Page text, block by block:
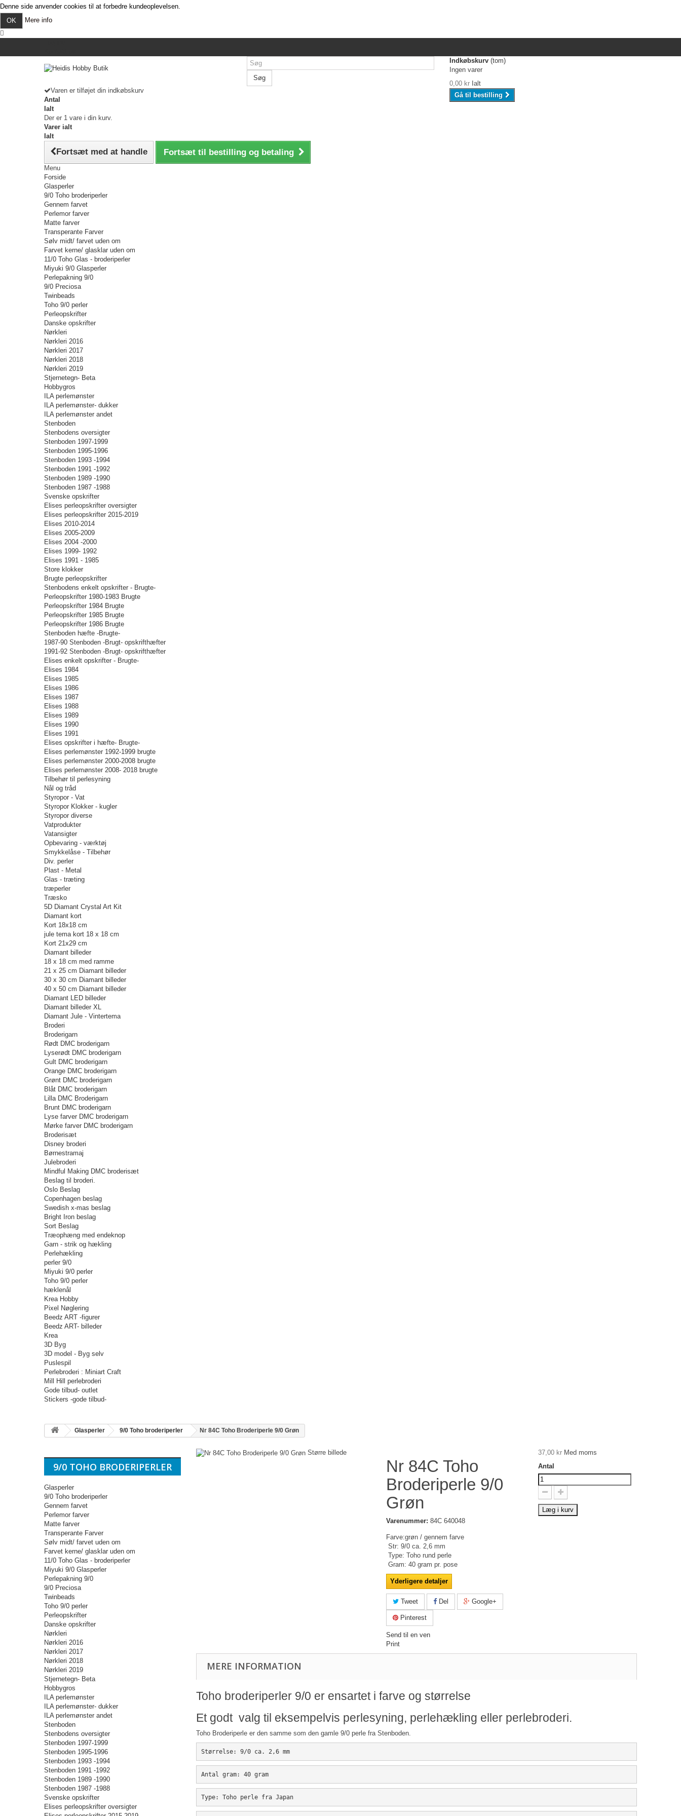
Denne side anvender cookies til at forbedre kundeoplevelsen.
OK
Mere info
Søg
Indkøbskurv (tom)
Ingen varer
0,00 kr Ialt
Gå til bestilling
Varen er tilføjet din indkøbskurv
Antal
Ialt
Der er 1 vare i din kurv.
Varer ialt
Ialt
Fortsæt med at handle Fortsæt til bestilling og betaling
Menu
Forside
Glasperler
9/0 Toho broderiperler
Gennem farvet
Perlemor farver
Matte farver
Transperante Farver
Sølv midt/ farvet uden om
Farvet kerne/ glasklar uden om
11/0 Toho Glas - broderiperler
Miyuki 9/0 Glasperler
Perlepakning 9/0
9/0 Preciosa
Twinbeads
Toho 9/0 perler
Perleopskrifter
Danske opskrifter
Nørkleri
Nørkleri 2016
Nørkleri 2017
Nørkleri 2018
Nørkleri 2019
Stjernetegn- Beta
Hobbygros
ILA perlemønster
ILA perlemønster- dukker
ILA perlemønster andet
Stenboden
Stenbodens oversigter
Stenboden 1997-1999
Stenboden 1995-1996
Stenboden 1993 -1994
Stenboden 1991 -1992
Stenboden 1989 -1990
Stenboden 1987 -1988
Svenske opskrifter
Elises perleopskrifter oversigter
Elises perleopskrifter 2015-2019
Elises 2010-2014
Elises 2005-2009
Elises 2004 -2000
Elises 1999- 1992
Elises 1991 - 1985
Store klokker
Brugte perleopskrifter
Stenbodens enkelt opskrifter - Brugte-
Perleopskrifter 1980-1983 Brugte
Perleopskrifter 1984 Brugte
Perleopskrifter 1985 Brugte
Perleopskrifter 1986 Brugte
Stenboden hæfte -Brugte-
1987-90 Stenboden -Brugt- opskrifthæfter
1991-92 Stenboden -Brugt- opskrifthæfter
Elises enkelt opskrifter - Brugte-
Elises 1984
Elises 1985
Elises 1986
Elises 1987
Elises 1988
Elises 1989
Elises 1990
Elises 1991
Elises opskrifter i hæfte- Brugte-
Elises perlemønster 1992-1999 brugte
Elises perlemønster 2000-2008 brugte
Elises perlemønster 2008- 2018 brugte
Tilbehør til perlesyning
Nål og tråd
Styropor - Vat
Styropor Klokker - kugler
Styropor diverse
Vatprodukter
Vatansigter
Opbevaring - værktøj
Smykkelåse - Tilbehør
Div. perler
Plast - Metal
Glas - træting
træperler
Træsko
5D Diamant Crystal Art Kit
Diamant kort
Kort 18x18 cm
jule tema kort 18 x 18 cm
Kort 21x29 cm
Diamant billeder
18 x 18 cm med ramme
21 x 25 cm Diamant billeder
30 x 30 cm Diamant billeder
40 x 50 cm Diamant billeder
Diamant LED billeder
Diamant billeder XL
Diamant Jule - Vintertema
Broderi
Broderigarn
Rødt DMC broderigarn
Lyserødt DMC broderigarn
Gult DMC broderigarn
Orange DMC broderigarn
Grønt DMC broderigarn
Blåt DMC broderigarn
Lilla DMC Broderigarn
Brunt DMC broderigarn
Lyse farver DMC broderigarn
Mørke farver DMC broderigarn
Broderisæt
Disney broderi
Børnestramaj
Julebroderi
Mindful Making DMC broderisæt
Beslag til broderi.
Oslo Beslag
Copenhagen beslag
Swedish x-mas beslag
Bright Iron beslag
Sort Beslag
Træophæng med endeknop
Garn - strik og hækling
Perlehækling
perler 9/0
Miyuki 9/0 perler
Toho 9/0 perler
hæklenål
Krea Hobby
Pixel Nøglering
Beedz ART -figurer
Beedz ART- billeder
Krea
3D Byg
3D model - Byg selv
Puslespil
Perlebroderi : Miniart Craft
Mill Hill perlebroderi
Gode tilbud- outlet
Stickers -gode tilbud-
Glasperler 9/0 Toho broderiperler Nr 84C Toho Broderiperle 9/0 Grøn
9/0 TOHO BRODERIPERLER
Glasperler
9/0 Toho broderiperler
Gennem farvet
Perlemor farver
Matte farver
Transperante Farver
Sølv midt/ farvet uden om
Farvet kerne/ glasklar uden om
11/0 Toho Glas - broderiperler
Miyuki 9/0 Glasperler
Perlepakning 9/0
9/0 Preciosa
Twinbeads
Toho 9/0 perler
Perleopskrifter
Danske opskrifter
Nørkleri
Nørkleri 2016
Nørkleri 2017
Nørkleri 2018
Nørkleri 2019
Stjernetegn- Beta
Hobbygros
ILA perlemønster
ILA perlemønster- dukker
ILA perlemønster andet
Stenboden
Stenbodens oversigter
Stenboden 1997-1999
Stenboden 1995-1996
Stenboden 1993 -1994
Stenboden 1991 -1992
Stenboden 1989 -1990
Stenboden 1987 -1988
Svenske opskrifter
Elises perleopskrifter oversigter
Større billede
Nr 84C Toho
Broderiperle 9/0
Grøn
Varenummer: 84C 640048
Farve:grøn / gennem farve
Str: 9/0 ca. 2,6 mm
Type: Toho rund perle
Gram: 40 gram pr. pose
Yderligere detaljer
Tweet Del Google+
Pinterest
Send til en ven
Print
37,00 krMed moms
Antal
Læg i kurv
MERE INFORMATION
Toho broderiperler 9/0 er ensartet i farve og størrelse
Et godt valg til eksempelvis perlesyning, perlehækling eller perlebroderi.
Toho Broderiperle er den samme som den gamle 9/0 perle fra Stenboden.
Størrelse: 9/0 ca. 2,6 mm
Antal gram: 40 gram
Type: Toho perle fra Japan